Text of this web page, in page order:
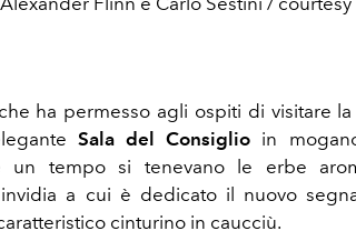
ha permesso agli ospiti di visitare
Sala del Consiglio in
tempo si tenevano le erbe
a cui è dedicato il nuovo
cinturino in caucciù.